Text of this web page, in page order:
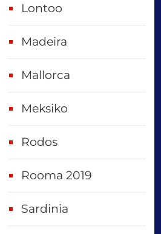
Lontoo
Madeira
Mallorca
Meksiko
Rodos
Rooma 2019
Sardinia